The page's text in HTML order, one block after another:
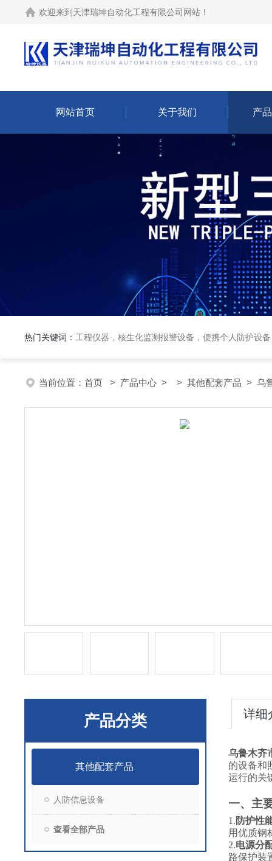
欢迎来到 天津瑞坤自动化工程有限公司网站 ！
网站首页 关于我们 产
热门关键词： 工程仪器，核生化监测报警设备，便携个人防护设
当前位置： 首页 > 产品中心 > > 其他配套产品 > 乌
产品分类
其他配套产品
人防信息设备
查看全部产品
详细
乌鲁木齐
的设备和
运行的关
一、主
1. 防护性
用优质钢
2.电源分
路保护装